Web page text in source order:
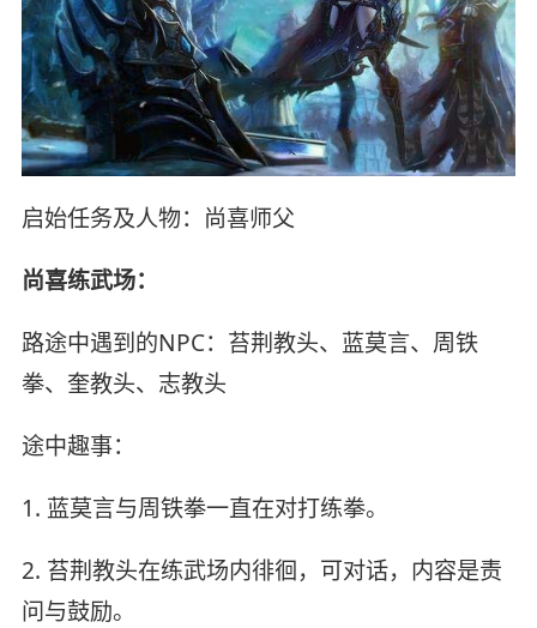
启始任务及人物：尚喜师父
尚喜练武场：
路途中遇到的NPC：苔荆教头、蓝莫言、周铁
拳、奎教头、志教头
途中趣事：
1. 蓝莫言与周铁拳一直在对打练拳。
2. 苔荆教头在练武场内徘徊，可对话，内容是责
问与鼓励。